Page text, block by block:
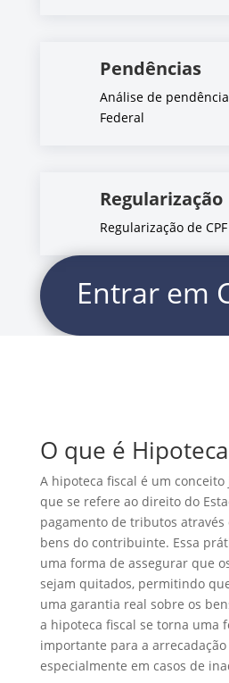
Pendências
Análise de
Federal
Regularização
Regularização de CPF
Entrar em
O que é
A hipoteca fiscal é um
que se refere ao direito do
pagamento de tributos através
bens do contribuinte. Essa
uma forma de assegurar que
sejam quitados, permitindo
uma garantia real sobre os
a hipoteca fiscal se torna uma
importante para a
especialmente em casos de